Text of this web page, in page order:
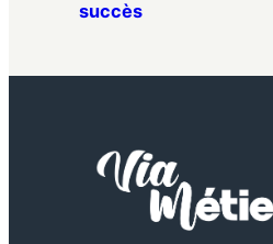
succès